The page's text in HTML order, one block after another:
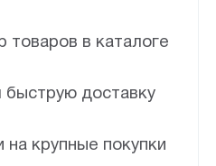
товаров в каталоге
доставку
крупные покупки